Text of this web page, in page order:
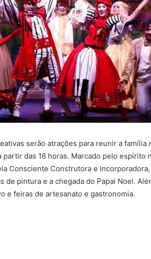
serão atrações para reunir a família
partir das 16 horas. Marcado pelo espírito
Consciente Construtora e
de pintura e a chegada do Papai Noel.
e feiras de artesanato e gastronomia.